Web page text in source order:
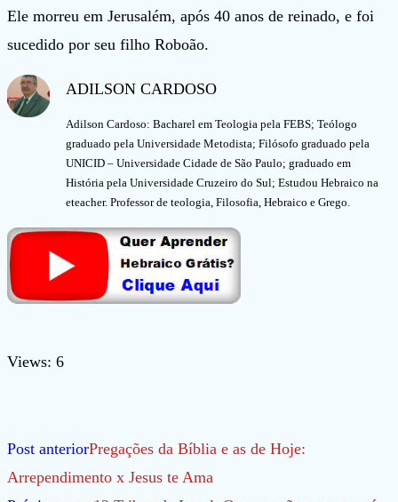
Ele morreu em Jerusalém, após 40 anos de reinado, e foi
sucedido por seu filho Roboão.
ADILSON CARDOSO
Adilson Cardoso: Bacharel em Teologia pela FEBS; Teólogo
graduado pela Universidade Metodista; Filósofo graduado pela
UNICID – Universidade Cidade de São Paulo; graduado em
História pela Universidade Cruzeiro do Sul; Estudou Hebraico na
eteacher. Professor de teologia, Filosofia, Hebraico e Grego.
Views: 6
Leia
mais
Post anteriorPregações da Bíblia e as de Hoje:
Arrependimento x Jesus te Ama